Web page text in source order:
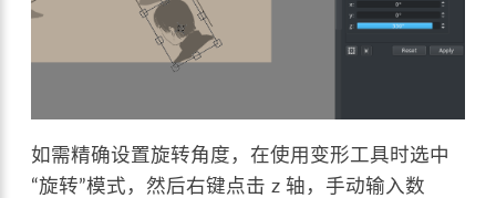
如需精确设置旋转角度，在使用变形工具时选中
“旋转”模式，然后右键点击 z 轴，手动输入数